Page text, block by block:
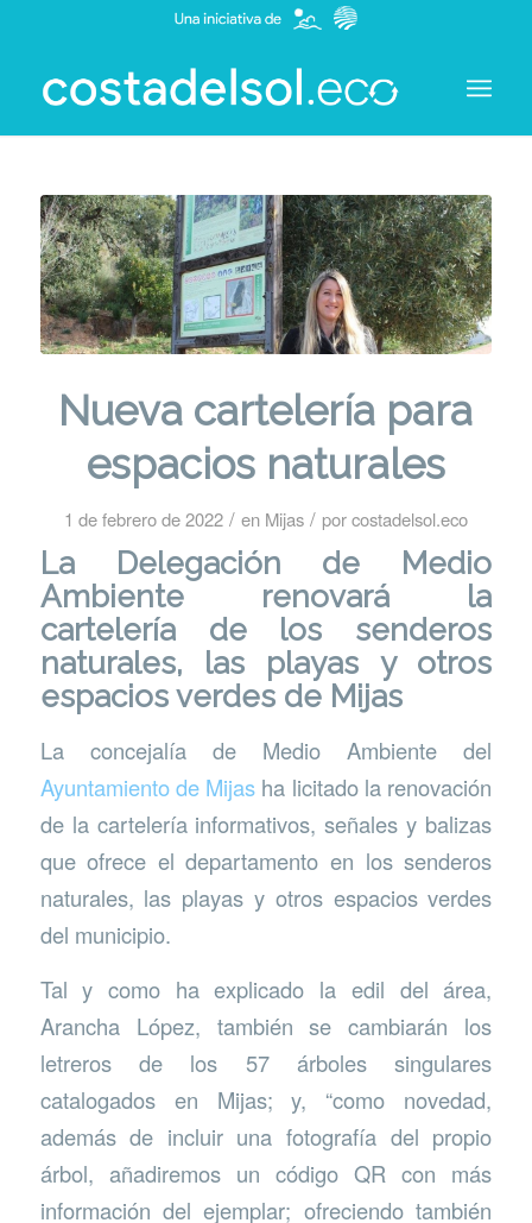
Nueva cartelería para
espacios naturales
1 de febrero de 2022 / en Mijas / porcostadelsol.eco
La Delegación de Medio
Ambiente renovará la
cartelería de los senderos
naturales, las playas y otros
espacios verdes de Mijas
La concejalía de Medio Ambiente del
Ayuntamiento de Mijas ha licitado la renovación
de la cartelería informativos, señales y balizas
que ofrece el departamento en los senderos
naturales, las playas y otros espacios verdes
del municipio.
Tal y como ha explicado la edil del área,
Arancha López, también se cambiarán los
letreros de los 57 árboles singulares
catalogados en Mijas; y, “como novedad,
además de incluir una fotografía del propio
árbol, añadiremos un código QR con más
información del ejemplar; ofreciendo también